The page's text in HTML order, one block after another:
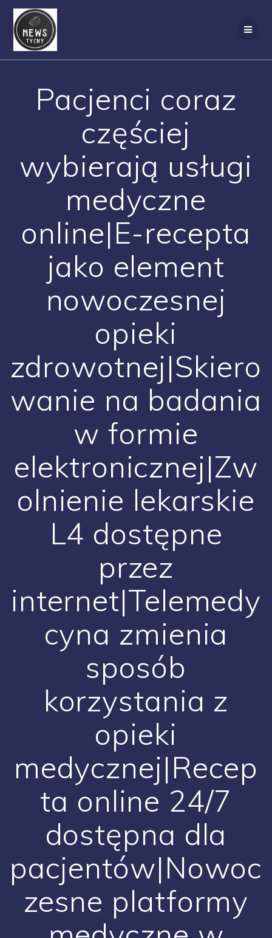
Pacjenci coraz
częściej
wybierają usługi
medyczne
online|E-recepta
jako element
nowoczesnej
opieki
zdrowotnej|Skiero
wanie na badania
w formie
elektronicznej|Zw
olnienie lekarskie
L4 dostępne
przez
internet|Telemedy
cyna zmienia
sposób
korzystania z
opieki
medycznej|Recep
ta online 24/7
dostępna dla
pacjentów|Nowoc
zesne platformy